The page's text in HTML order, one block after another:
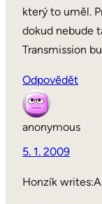
který to uměl.
dokud nebude
Transmission
Odpovědět
anonymous
5. 1. 2009
Honzík